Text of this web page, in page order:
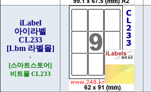
iLabel
아이라벨
CL233
[Lbm 라벨몰]
-
[스마트스토어]
비트몰 CL233